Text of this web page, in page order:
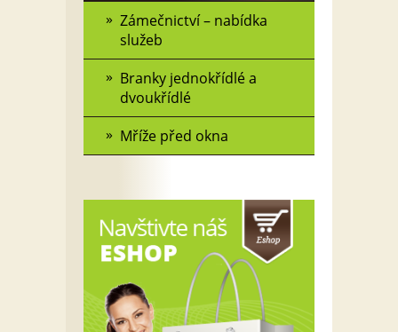
Zámečnictví – nabídka
služeb
Branky jednokřídlé a
dvoukřídlé
Mříže před okna